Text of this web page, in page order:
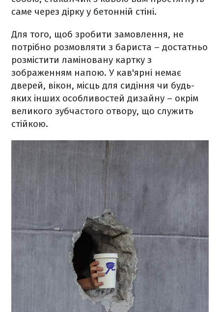
саме через дірку у бетонній стіні.
Для того, щоб зробити замовлення, не
потрібно розмовляти з бариста – достатньо
розмістити ламіновану картку з
зображенням напою. У кав'ярні немає
дверей, вікон, місць для сидіння чи будь-
яких інших особливостей дизайну – окрім
великого зубчастого отвору, що служить
стійкою.